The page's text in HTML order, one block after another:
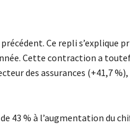
Ce repli s’explique
Cette contraction a
des assurances (+41,7 %),
43 % à l’augmentation du